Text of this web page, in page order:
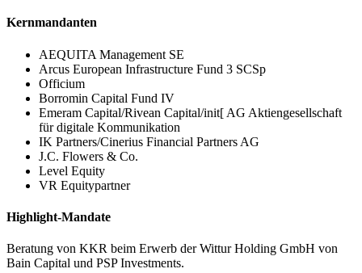
Kernmandanten
AEQUITA Management SE
Arcus European Infrastructure Fund 3 SCSp
Officium
Borromin Capital Fund IV
Emeram Capital/Rivean Capital/init[ AG Aktiengesellschaft
für digitale Kommunikation
IK Partners/Cinerius Financial Partners AG
J.C. Flowers & Co.
Level Equity
VR Equitypartner
Highlight-Mandate
Beratung von KKR beim Erwerb der Wittur Holding GmbH von
Bain Capital und PSP Investments.